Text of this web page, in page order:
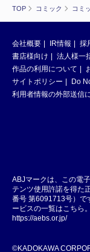
TOP コミック コミ
会社概要 IR情報 採
書店様向け
法人様一
作品の利用について
サイトポリシー
Do
利用者情報の外部送信
ABJマークは、この電
テンツ使用許諾を得た
番号 第6091713号）で
ービスの一覧はこちら。
https://aebs.or.jp/
©KADOKAWA